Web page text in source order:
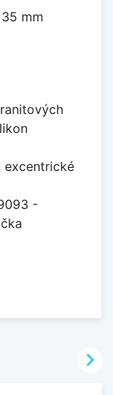
mm
excentrické
-
